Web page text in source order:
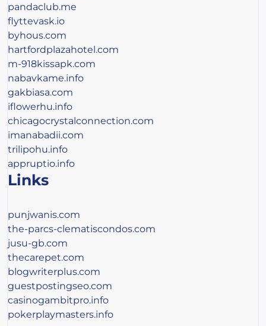
pandaclub.me
flyttevask.io
byhous.com
hartfordplazahotel.com
m-918kissapk.com
nabavkame.info
gakbiasa.com
iflowerhu.info
chicagocrystalconnection.com
imanabadii.com
trilipohu.info
appruptio.info
Links
punjwanis.com
the-parcs-clematiscondos.com
jusu-gb.com
thecarepet.com
blogwriterplus.com
guestpostingseo.com
casinogambitpro.info
pokerplaymasters.info